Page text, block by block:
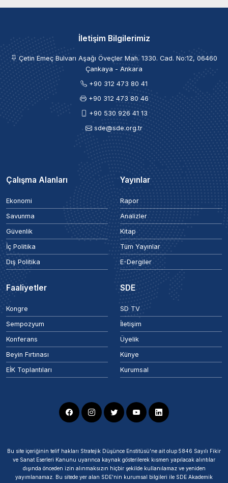
İletişim Bilgilerimiz
Çetin Emeç Bulvarı Aşağı Öveçler Mah. 1330. Cad. No:12, 06460
Çankaya - Ankara
+90 312 473 80 41
+90 312 473 80 46
+90 530 926 41 13
sde@sde.org.tr
Çalışma Alanları
Ekonomi
Savunma
Güvenlik
İç Politika
Dış Politika
Yayınlar
Rapor
Analizler
Kitap
Tüm Yayınlar
E-Dergiler
Faaliyetler
Kongre
Sempozyum
Konferans
Beyin Fırtınası
EİK Toplantıları
SDE
SD TV
İletişim
Üyelik
Künye
Kurumsal
Bu site içeriğinin telif hakları Stratejik Düşünce Enstitüsü’ne ait olup 5846 Sayılı Fikir
ve Sanat Eserleri Kanunu uyarınca kaynak gösterilerek kısmen yapılacak alıntılar
dışında önceden izin alınmaksızın hiçbir şekilde kullanılamaz ve yeniden
yayımlanamaz. Bu sitede yer alan SDE'nin kurumsal bilgileri ile SDE Akademik